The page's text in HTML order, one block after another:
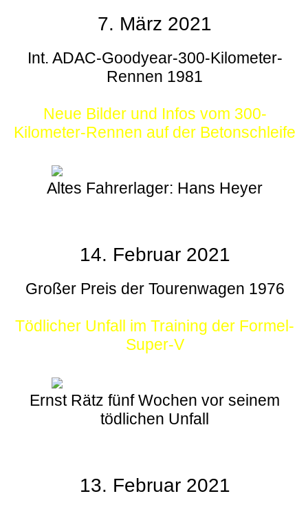
7. März 2021
Int. ADAC-Goodyear-300-Kilometer-
Rennen 1981
Neue Bilder und Infos vom 300-
Kilometer-Rennen auf der Betonschleife
Altes Fahrerlager: Hans Heyer
14. Februar 2021
Großer Preis der Tourenwagen 1976
Tödlicher Unfall im Training der Formel-
Super-V
Ernst Rätz fünf Wochen vor seinem
tödlichen Unfall
13. Februar 2021